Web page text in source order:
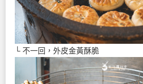
└ 不一回，外皮金黃酥脆